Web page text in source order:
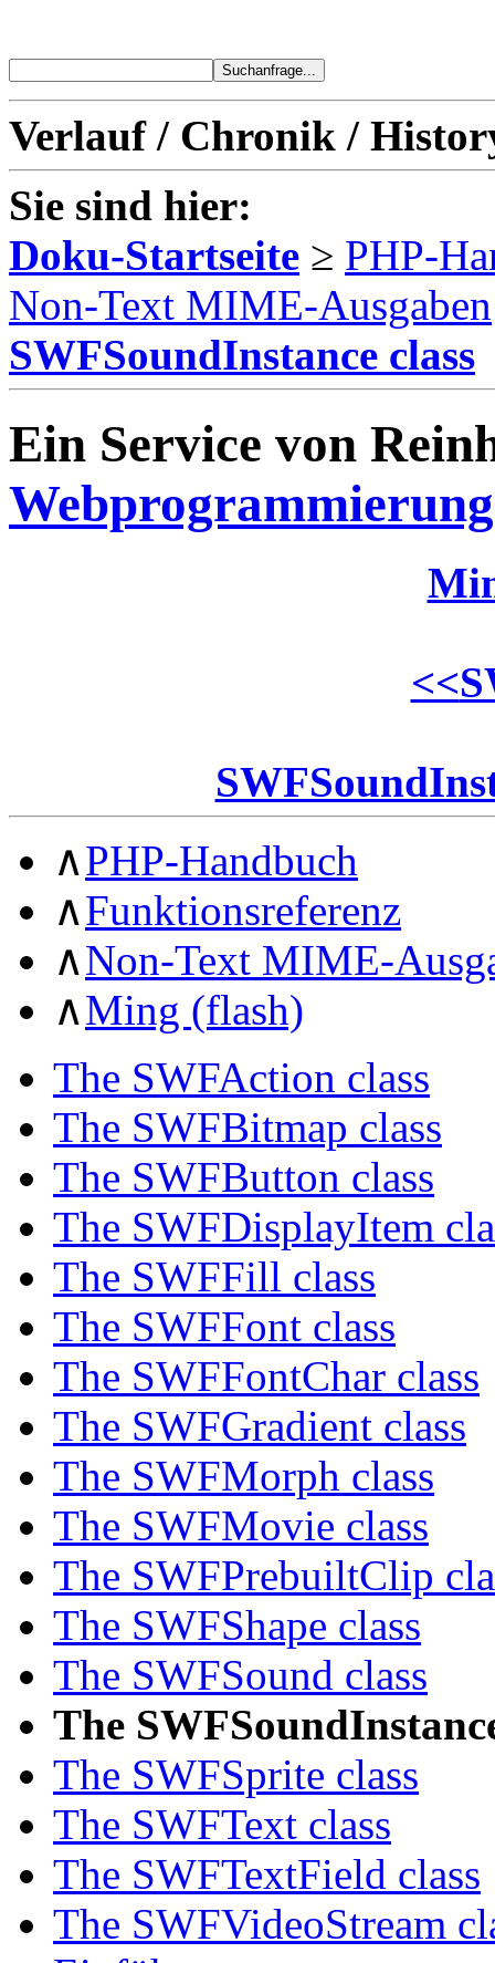
Verlauf / Chronik /
Sie sind hier:
Doku-Startseite ≥ PHP-
Non-Text MIME-Ausgaben
SWFSoundInstance class
Ein Service von
Webprogrammierung
<<
∧PHP-Handbuch
∧Funktionsreferenz
∧Non-Text MIME-
∧Ming (flash)
The SWFAction class
The SWFBitmap class
The SWFButton class
The SWFDisplayItem
The SWFFill class
The SWFFont class
The SWFFontChar class
The SWFGradient class
The SWFMorph class
The SWFMovie class
The SWFPrebuiltClip
The SWFShape class
The SWFSound class
The
The SWFSprite class
The SWFText class
The SWFTextField class
The SWFVideoStream